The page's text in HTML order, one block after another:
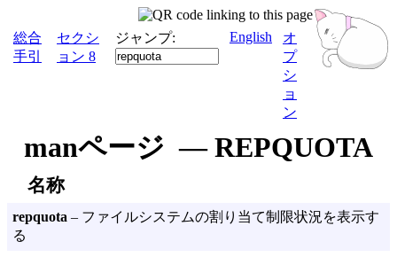
総合
手引
セクシ
ョン 8
ジャンプ: English
オ
プ
シ
ョ
ン
manページ — REPQUOTA
名称
repquota – ファイルシステムの割り当て制限状況を表示す
る